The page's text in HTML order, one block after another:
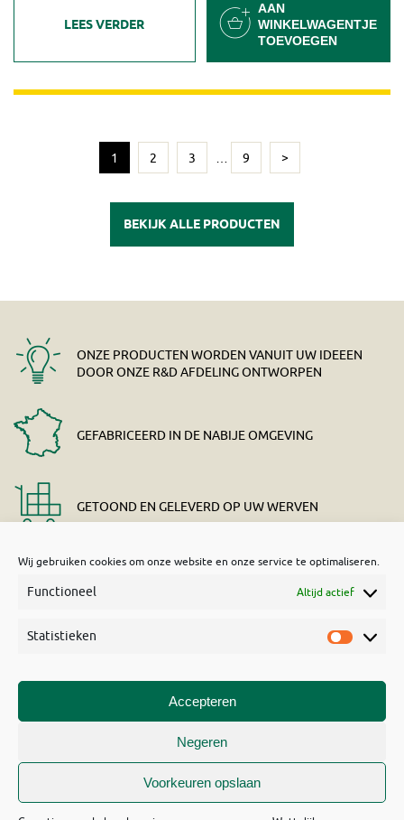
Wij gebruiken cookies om onze website en onze service te optimaliseren.
Functioneel Altijd actief
Statistieken
Accepteren
Negeren
Voorkeuren opslaan
LEES VERDER
AAN
WINKELWAGENTJE
TOEVOEGEN
1 2 3 9 >
BEKIJK ALLE PRODUCTEN
ONZE PRODUCTEN WORDEN VANUIT UW IDEEEN
DOOR ONZE R&D AFDELING ONTWORPEN
GEFABRICEERD IN DE NABIJE OMGEVING
GETOOND EN GELEVERD OP UW WERVEN
MACC BENELUX BV– Grootveldstraat 87 – 1910
KAMPENHOUT
info@maccbenelux.be
Garantie voor de bescherming van persoonsgegevens